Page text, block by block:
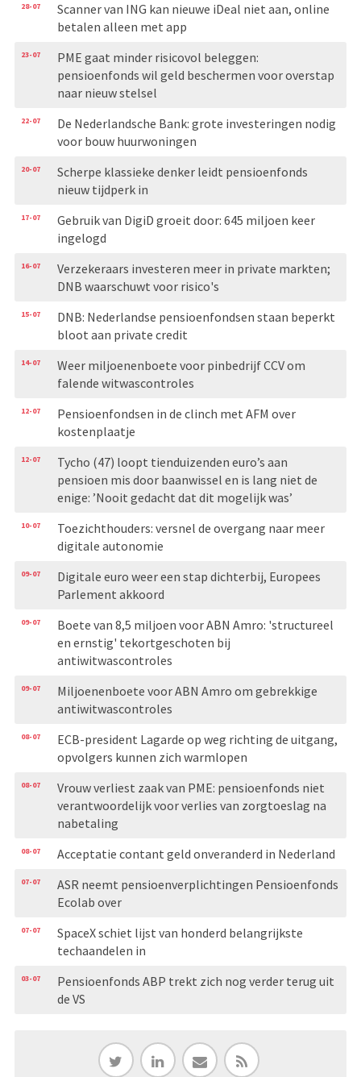
28-07
Scanner van ING kan nieuwe iDeal niet aan, online
betalen alleen met app
23-07
PME gaat minder risicovol beleggen:
pensioenfonds wil geld beschermen voor overstap
naar nieuw stelsel
22-07
De Nederlandsche Bank: grote investeringen nodig
voor bouw huurwoningen
20-07
Scherpe klassieke denker leidt pensioenfonds
nieuw tijdperk in
17-07
Gebruik van DigiD groeit door: 645 miljoen keer
ingelogd
16-07
Verzekeraars investeren meer in private markten;
DNB waarschuwt voor risico's
15-07
DNB: Nederlandse pensioenfondsen staan beperkt
bloot aan private credit
14-07
Weer miljoenenboete voor pinbedrijf CCV om
falende witwascontroles
12-07
Pensioenfondsen in de clinch met AFM over
kostenplaatje
12-07
Tycho (47) loopt tienduizenden euro’s aan
pensioen mis door baanwissel en is lang niet de
enige: ’Nooit gedacht dat dit mogelijk was’
10-07
Toezichthouders: versnel de overgang naar meer
digitale autonomie
09-07
Digitale euro weer een stap dichterbij, Europees
Parlement akkoord
09-07
Boete van 8,5 miljoen voor ABN Amro: 'structureel
en ernstig' tekortgeschoten bij
antiwitwascontroles
09-07
Miljoenenboete voor ABN Amro om gebrekkige
antiwitwascontroles
08-07
ECB-president Lagarde op weg richting de uitgang,
opvolgers kunnen zich warmlopen
08-07
Vrouw verliest zaak van PME: pensioenfonds niet
verantwoordelijk voor verlies van zorgtoeslag na
nabetaling
08-07 Acceptatie contant geld onveranderd in Nederland
07-07
ASR neemt pensioenverplichtingen Pensioenfonds
Ecolab over
07-07
SpaceX schiet lijst van honderd belangrijkste
techaandelen in
03-07
Pensioenfonds ABP trekt zich nog verder terug uit
de VS